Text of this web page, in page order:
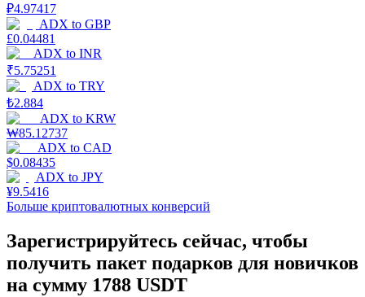
Силовая свинья
Получайте конкурентные награды ежедневно
Высокая прибыль и мгновенный доступ
₽4.97417
ADX to GBP
£0.04481
ADX to INR
₹5.75251
ADX to TRY
₺2.884
ADX to KRW
₩85.12737
ADX to CAD
$0.08435
ADX to JPY
¥9.5416
Больше криптовалютных конверсий
Зарегистрируйтесь сейчас, чтобы
получить пакет подарков для новичков
на сумму 1788 USDT